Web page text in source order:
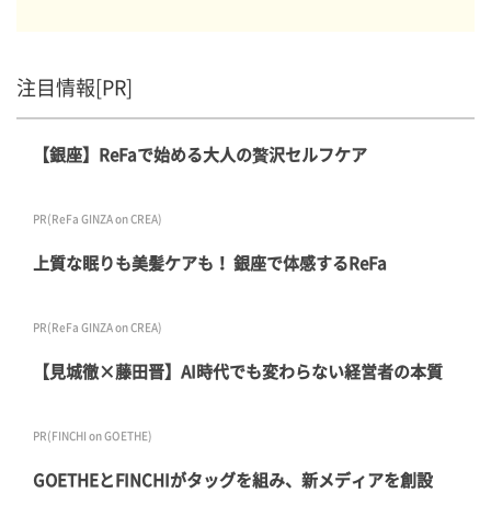
注目情報[PR]
【銀座】ReFaで始める大人の贅沢セルフケア
PR(ReFa GINZA on CREA)
上質な眠りも美髪ケアも！ 銀座で体感するReFa
PR(ReFa GINZA on CREA)
【見城徹×藤田晋】AI時代でも変わらない経営者の本質
PR(FINCHI on GOETHE)
GOETHEとFINCHIがタッグを組み、新メディアを創設